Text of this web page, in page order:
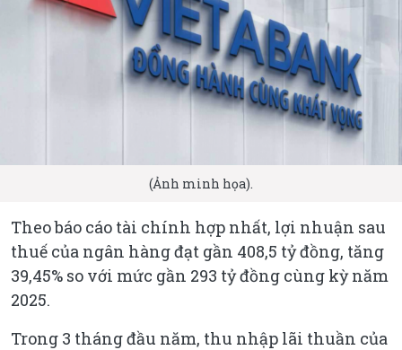
(Ảnh minh họa).
Theo báo cáo tài chính hợp nhất, lợi nhuận sau
thuế của ngân hàng đạt gần 408,5 tỷ đồng, tăng
39,45% so với mức gần 293 tỷ đồng cùng kỳ năm
2025.
Trong 3 tháng đầu năm, thu nhập lãi thuần của